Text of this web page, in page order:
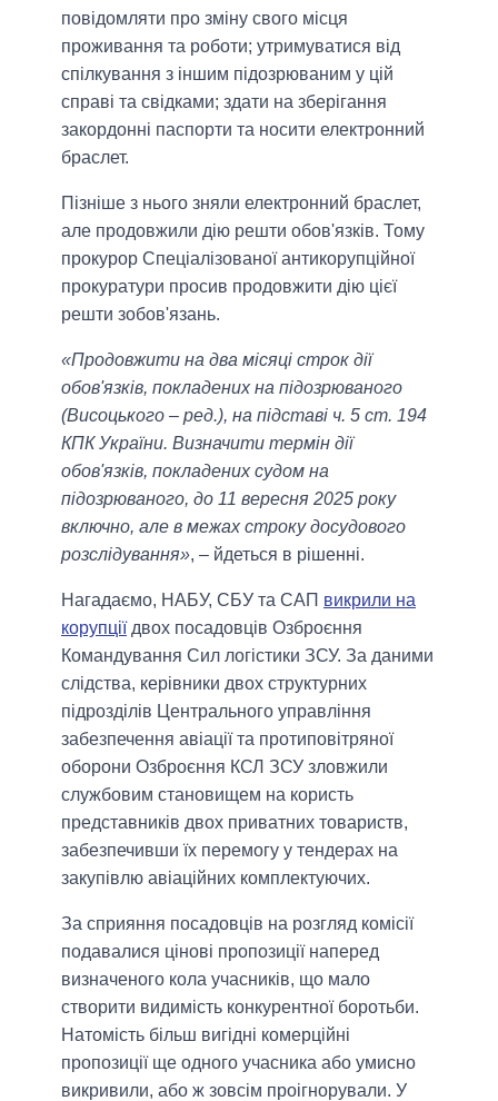
повідомляти про зміну свого місця
проживання та роботи; утримуватися від
спілкування з іншим підозрюваним у цій
справі та свідками; здати на зберігання
закордонні паспорти та носити електронний
браслет.
Пізніше з нього зняли електронний браслет,
але продовжили дію решти обов'язків. Тому
прокурор Спеціалізованої антикорупційної
прокуратури просив продовжити дію цієї
решти зобов'язань.
«Продовжити на два місяці строк дії
обов'язків, покладених на підозрюваного
(Висоцького – ред.), на підставі ч. 5 ст. 194
КПК України. Визначити термін дії
обов'язків, покладених судом на
підозрюваного, до 11 вересня 2025 року
включно, але в межах строку досудового
розслідування», – йдеться в рішенні.
Нагадаємо, НАБУ, СБУ та САП викрили на
корупціїдвох посадовців Озброєння
Командування Сил логістики ЗСУ. За даними
слідства, керівники двох структурних
підрозділів Центрального управління
забезпечення авіації та протиповітряної
оборони Озброєння КСЛ ЗСУ зловжили
службовим становищем на користь
представників двох приватних товариств,
забезпечивши їх перемогу у тендерах на
закупівлю авіаційних комплектуючих.
За сприяння посадовців на розгляд комісії
подавалися цінові пропозиції наперед
визначеного кола учасників, що мало
створити видимість конкурентної боротьби.
Натомість більш вигідні комерційні
пропозиції ще одного учасника або умисно
викривили, або ж зовсім проігнорували. У